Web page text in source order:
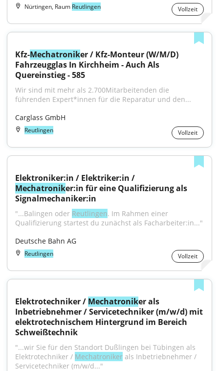
Nürtingen, Raum Reutlingen Vollzeit
Kfz-Mechatroniker / Kfz-Monteur (W/M/D)
Fahrzeugglas In Kirchheim - Auch Als
Quereinstieg - 585
Wir sind mit mehr als 2.700Mitarbeitenden die
führenden Expert*innen für die Reparatur und den...
Carglass GmbH
Reutlingen Vollzeit
Mechatroniker:in für eine Qualifizierung als
Signalmechaniker:in
"...Balingen oder Reutlingen. Im Rahmen einer
Qualifizierung startest du zunächst als Facharbeiter:in..."
Deutsche Bahn AG
Reutlingen Vollzeit
Elektrotechniker / Mechatroniker als
Inbetriebnehmer / Servicetechniker (m/w/d) mit
elektrotechnischem Hintergrund im Bereich
Schweißtechnik
"...wir Sie für den Standort Dußlingen bei Tübingen als
Elektrotechniker / Mechatroniker als Inbetrieb­nehmer /
Servicetechniker (m/w/d..."